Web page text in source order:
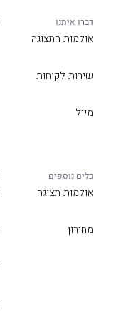
דברו איתנו
אולמות התצוגה
שירות לקוחות
מייל
כלים נוספים
אולמות תצוגה
מחירון